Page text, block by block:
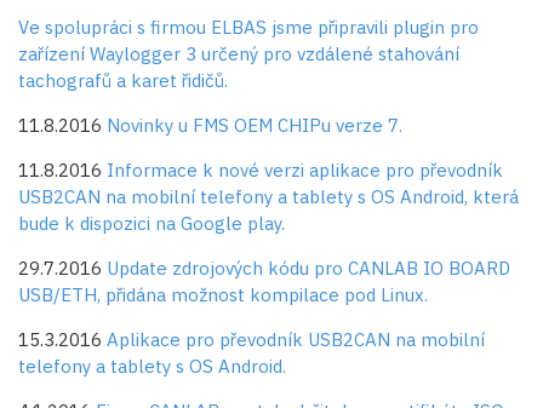
Ve spolupráci s firmou ELBAS jsme připravili plugin pro
zařízení Waylogger 3 určený pro vzdálené stahování
tachografů a karet řidičů.
11.8.2016 Novinky u FMS OEM CHIPu verze 7.
11.8.2016 Informace k nové verzi aplikace pro převodník
USB2CAN na mobilní telefony a tablety s OS Android, která
bude k dispozici na Google play.
29.7.2016 Update zdrojových kódu pro CANLAB IO BOARD
USB/ETH, přidána možnost kompilace pod Linux.
15.3.2016 Aplikace pro převodník USB2CAN na mobilní
telefony a tablety s OS Android.